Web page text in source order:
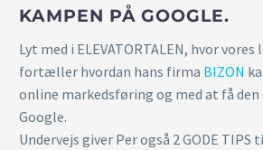
KAMPEN PÅ GOOGLE.
Lyt med i ELEVATORTALEN, hvor
fortæller hvordan hans firma BIZON
online markedsføring og med at få den
Google.
Undervejs giver Per også 2 GODE TIPS